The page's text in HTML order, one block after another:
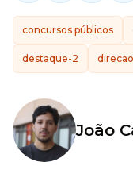
concursos públicos
destaque-2
João